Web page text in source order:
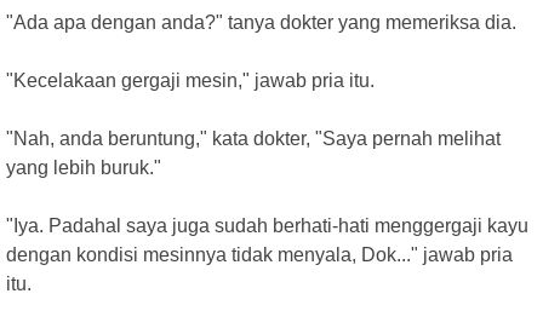
"Ada apa dengan anda?" tanya dokter yang memeriksa dia.
"Kecelakaan gergaji mesin," jawab pria itu.
"Nah, anda beruntung," kata dokter, "Saya pernah melihat
yang lebih buruk."
"Iya. Padahal saya juga sudah berhati-hati menggergaji kayu
dengan kondisi mesinnya tidak menyala, Dok..." jawab pria
itu.